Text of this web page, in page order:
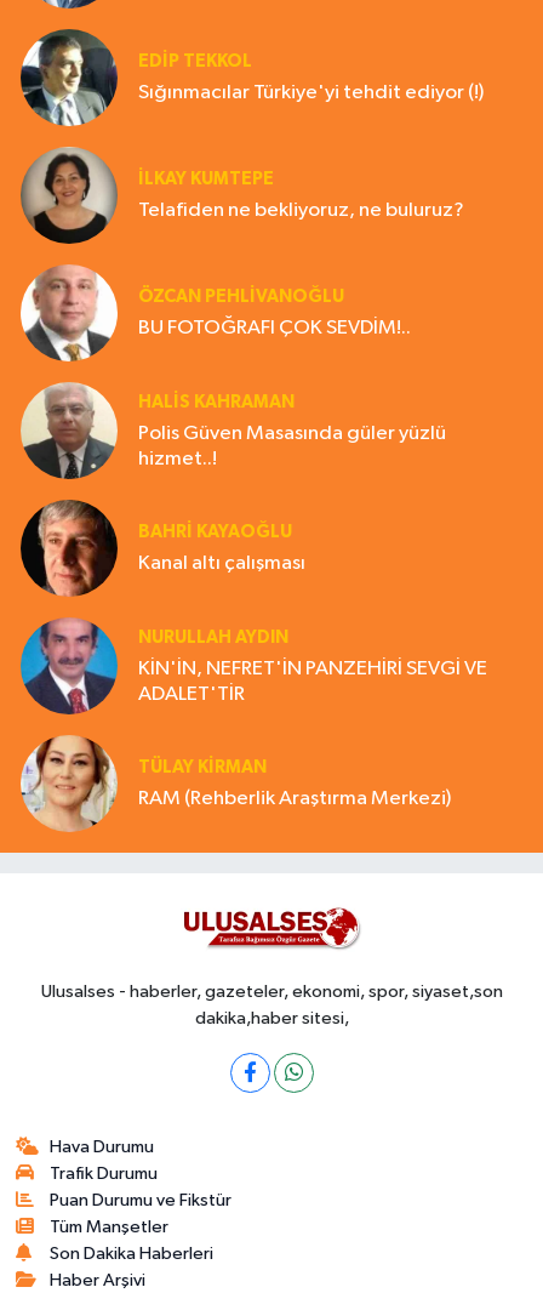
EDIP TEKKOL
Sığınmacılar Türkiye'yi tehdit ediyor (!)
İLKAY KUMTEPE
Telafiden ne bekliyoruz, ne buluruz?
ÖZCAN PEHLİVANOĞLU
BU FOTOĞRAFI ÇOK SEVDİM!..
HALIS KAHRAMAN
Polis Güven Masasında güler yüzlü
hizmet..!
BAHRI KAYAOĞLU
Kanal altı çalışması
NURULLAH AYDIN
KİN'İN, NEFRET'İN PANZEHİRİ SEVGİ VE
ADALET'TİR
TÜLAY KİRMAN
RAM (Rehberlik Araştırma Merkezi)
Ulusalses - haberler, gazeteler, ekonomi, spor, siyaset,son
dakika,haber sitesi,
Hava Durumu
Trafik Durumu
Puan Durumu ve Fikstür
Tüm Manşetler
Son Dakika Haberleri
Haber Arşivi